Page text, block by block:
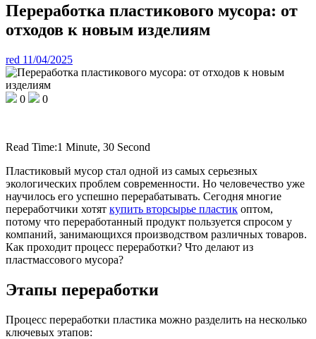
Переработка пластикового мусора: от
отходов к новым изделиям
red 11/04/2025
0 0
Read Time:1 Minute, 30 Second
Пластиковый мусор стал одной из самых серьезных
экологических проблем современности. Но человечество уже
научилось его успешно перерабатывать. Сегодня многие
переработчики хотят купить вторсырье пластик оптом,
потому что переработанный продукт пользуется спросом у
компаний, занимающихся производством различных товаров.
Как проходит процесс переработки? Что делают из
пластмассового мусора?
Этапы переработки
Процесс переработки пластика можно разделить на несколько
ключевых этапов: